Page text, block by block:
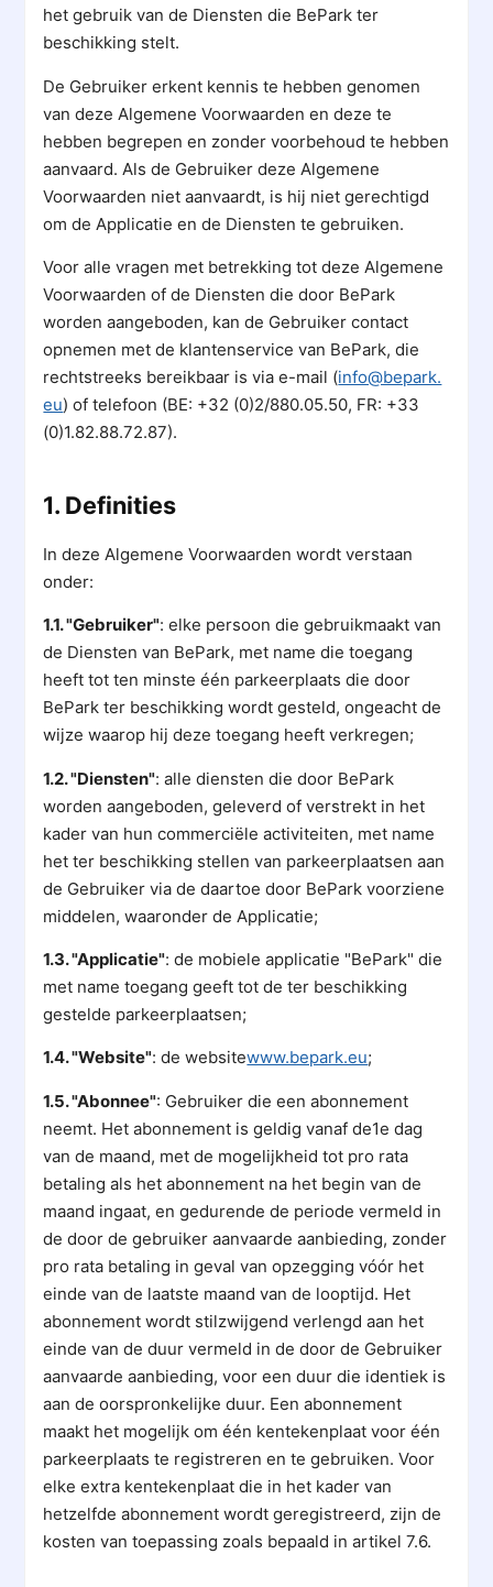
het gebruik van de Diensten die BePark ter
beschikking stelt.
De Gebruiker erkent kennis te hebben genomen
van deze Algemene Voorwaarden en deze te
hebben begrepen en zonder voorbehoud te hebben
aanvaard. Als de Gebruiker deze Algemene
Voorwaarden niet aanvaardt, is hij niet gerechtigd
om de Applicatie en de Diensten te gebruiken.
Voor alle vragen met betrekking tot deze Algemene
Voorwaarden of de Diensten die door BePark
worden aangeboden, kan de Gebruiker contact
opnemen met de klantenservice van BePark, die
rechtstreeks bereikbaar is via e-mail (info@bepark.
eu) of telefoon (BE: +32 (0)2/880.05.50, FR: +33
(0)1.82.88.72.87).
1. Definities
In deze Algemene Voorwaarden wordt verstaan
onder:
1.1. "Gebruiker": elke persoon die gebruikmaakt van
de Diensten van BePark, met name die toegang
heeft tot ten minste één parkeerplaats die door
BePark ter beschikking wordt gesteld, ongeacht de
wijze waarop hij deze toegang heeft verkregen;
1.2. "Diensten": alle diensten die door BePark
worden aangeboden, geleverd of verstrekt in het
kader van hun commerciële activiteiten, met name
het ter beschikking stellen van parkeerplaatsen aan
de Gebruiker via de daartoe door BePark voorziene
middelen, waaronder de Applicatie;
1.3. "Applicatie": de mobiele applicatie "BePark" die
met name toegang geeft tot de ter beschikking
gestelde parkeerplaatsen;
1.4. "Website": de websitewww.bepark.eu;
1.5. "Abonnee": Gebruiker die een abonnement
neemt. Het abonnement is geldig vanaf de1e dag
van de maand, met de mogelijkheid tot pro rata
betaling als het abonnement na het begin van de
maand ingaat, en gedurende de periode vermeld in
de door de gebruiker aanvaarde aanbieding, zonder
pro rata betaling in geval van opzegging vóór het
einde van de laatste maand van de looptijd. Het
abonnement wordt stilzwijgend verlengd aan het
einde van de duur vermeld in de door de Gebruiker
aanvaarde aanbieding, voor een duur die identiek is
aan de oorspronkelijke duur. Een abonnement
maakt het mogelijk om één kentekenplaat voor één
parkeerplaats te registreren en te gebruiken. Voor
elke extra kentekenplaat die in het kader van
hetzelfde abonnement wordt geregistreerd, zijn de
kosten van toepassing zoals bepaald in artikel 7.6.